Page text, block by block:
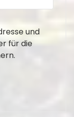
und
für die